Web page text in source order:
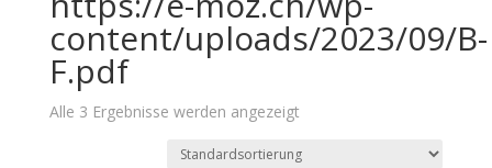
content/uploads/2023/09/B-
F.pdf
Alle 3 Ergebnisse werden angezeigt